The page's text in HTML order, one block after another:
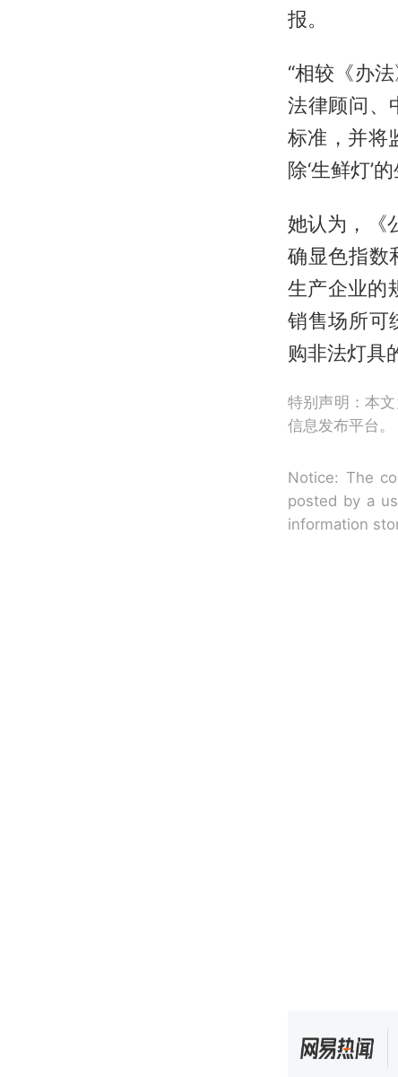
报。
“相较《办
法律顾问、
标准，并将
除‘生鲜灯’
她认为，《
确显色指数
生产企业的
销售场所可
购非法灯具
特别声明：本
信息发布平台。
Notice: The
posted by a
information